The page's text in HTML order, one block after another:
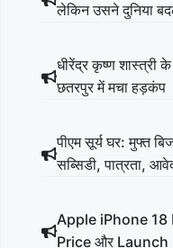
लेकिन उसने दुनिया
धीरेंद्र कृष्ण शास्त्री
छतरपुर में मचा हड़कंप
पीएम सूर्य घर: मुफ्त
सब्सिडी, पात्रता,
Apple iPhone 18
Price और Launch